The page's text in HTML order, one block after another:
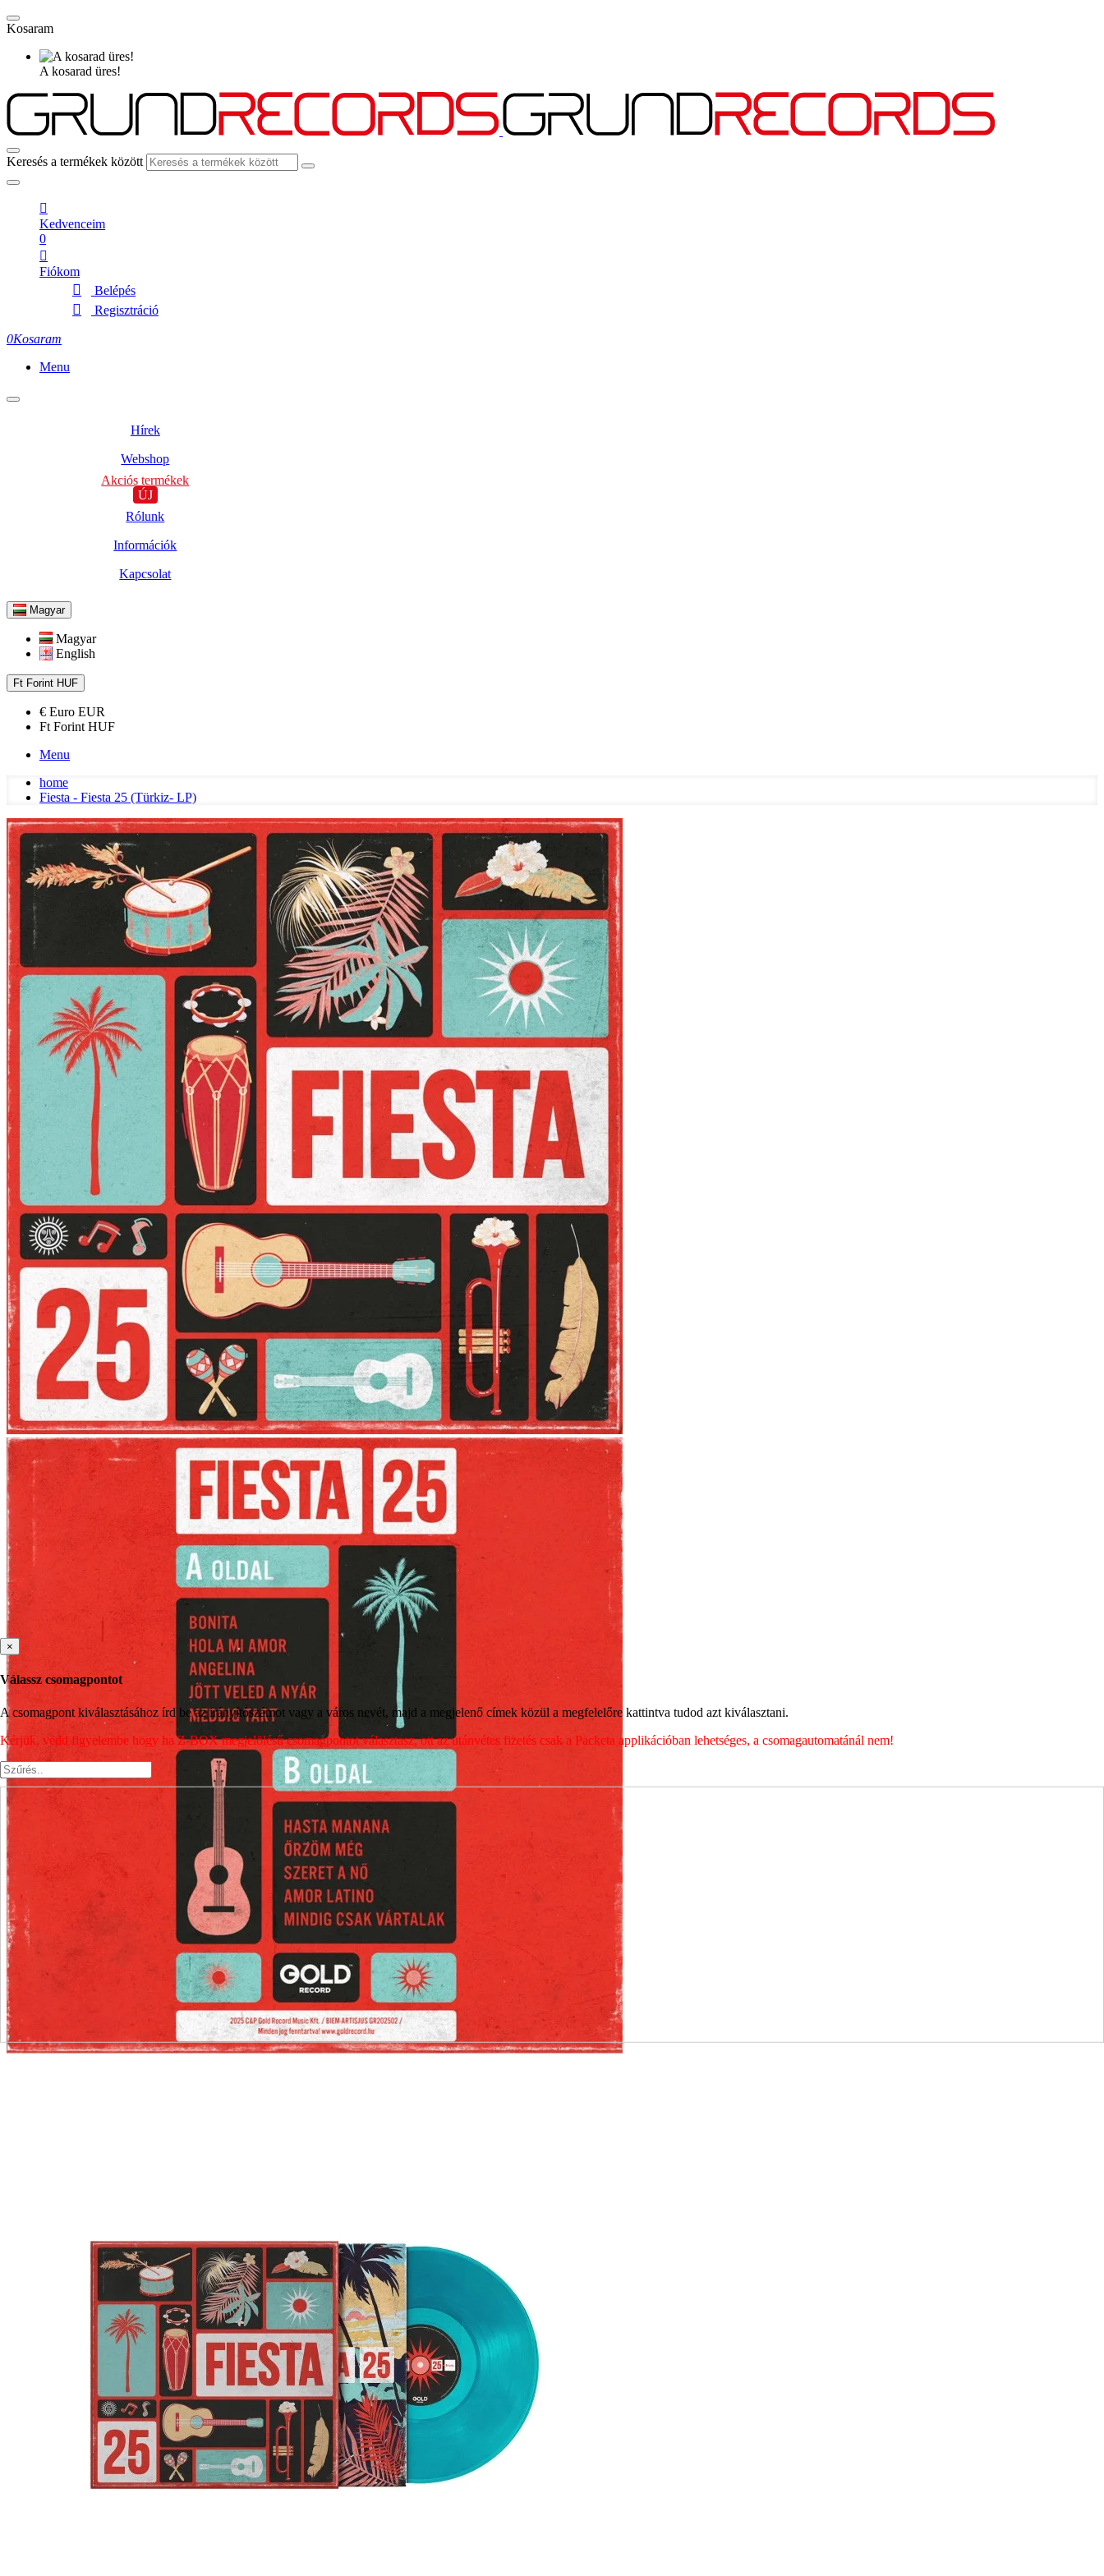
Kosaram
A kosarad üres!
Keresés a termékek között
Kedvenceim
0
Fiókom
Belépés
Regisztráció
0Kosaram
Menu
Hírek
Webshop
Akciós termékek
ÚJ
Rólunk
Információk
Kapcsolat
Magyar
Magyar
English
Ft Forint HUF
€ Euro EUR
Ft Forint HUF
Menu
home
Fiesta - Fiesta 25 (Türkiz- LP)
×
Válassz csomagpontot
A csomagpont kiválasztásához írd be az irányítószámot vagy a város nevét, majd a megjelenő címek közül a megfelelőre kattintva tudod azt kiválasztani.
Kérjük, vedd figyelembe hogy ha Z-BOX megjelölésű csomagpontot választasz, ott az utánvétes fizetés csak a Packeta applikációban lehetséges, a csomagautomatánál nem!